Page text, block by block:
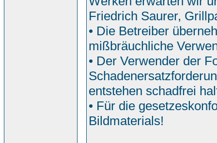
Friedrich Saurer,
• Die Betreiber
mißbräuchliche
• Der Verwender der
entstehen schadfrei
• Für die
Bildmaterials!